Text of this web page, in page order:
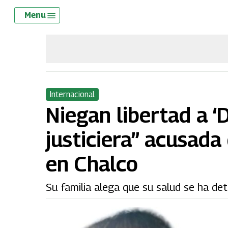
Skip
Menu
Internacional
Niegan libertad a
justiciera”
en Chalco
Su familia alega que su salud se ha
Menu